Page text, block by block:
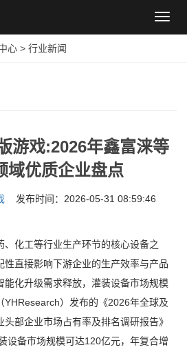
导
心 > 行业新闻
游戏:2026年鑫富涞等
域优质企业盘点
发布时间：2026-05-31 08:59:46
化工等行业生产环节的核心设备之
性直接影响下游企业的生产效率与产品
能化升级需求释放，灌装设备市场规模
YHResearch）发布的《2026年全球及
部企业市场占有率及排名调研报告》
设备市场规模可达120亿元，年复合增